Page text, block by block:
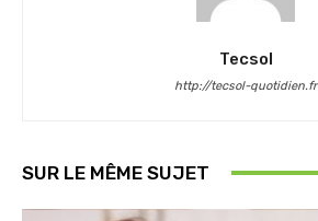
Tecsol
http://tecsol-quotidien.fr
SUR LE MÊME SUJET